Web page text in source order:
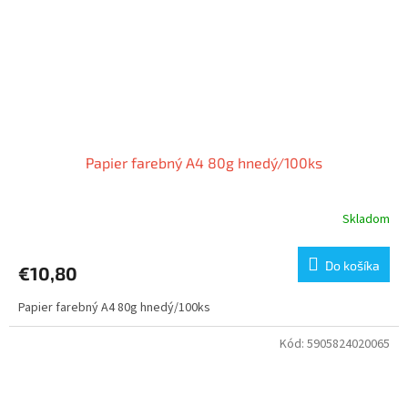
Papier farebný A4 80g hnedý/100ks
Skladom
€10,80 Do košíka
Papier farebný A4 80g hnedý/100ks
Kód: 5905824020065